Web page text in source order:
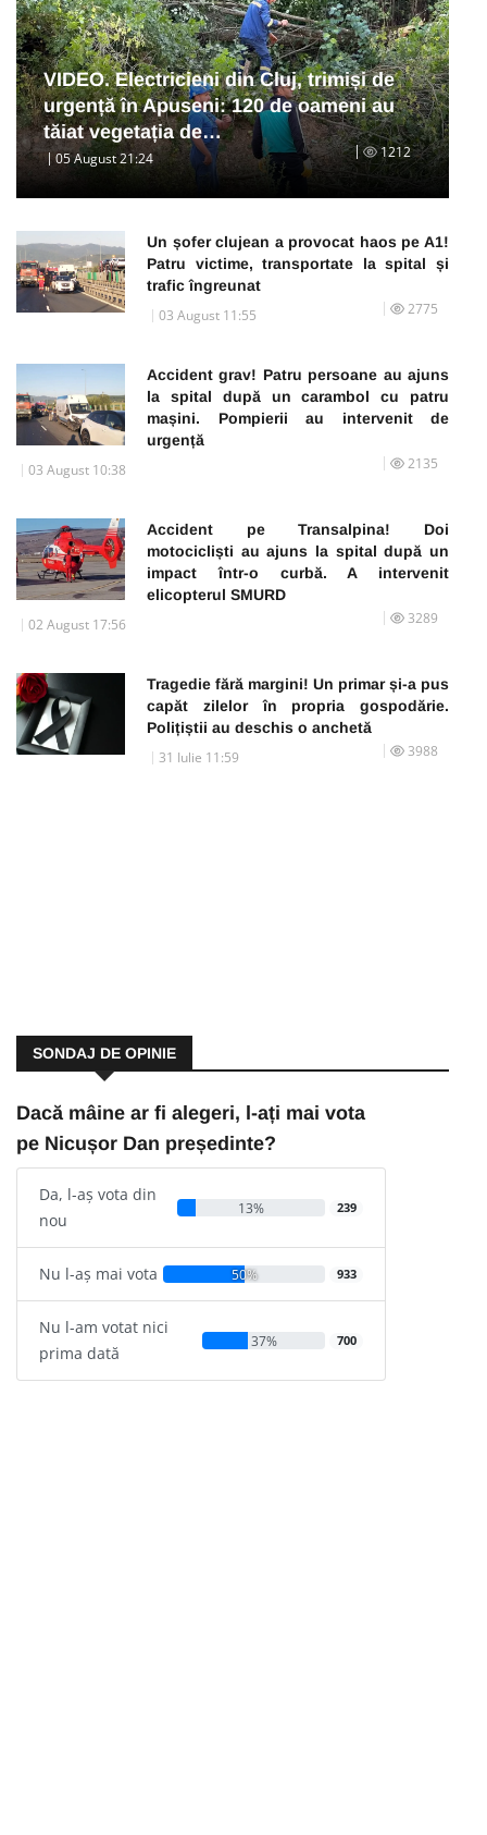
VIDEO. Electricieni din Cluj, trimiși de
urgență în Apuseni: 120 de oameni au
tăiat vegetația de…
05 August 21:24 1212
Un șofer clujean a provocat haos pe A1!
Patru victime, transportate la spital și
trafic îngreunat
03 August 11:55 2775
Accident grav! Patru persoane au ajuns
la spital după un carambol cu patru
mașini. Pompierii au intervenit de
urgență
03 August 10:38 2135
Accident pe Transalpina! Doi
motocicliști au ajuns la spital după un
impact într-o curbă. A intervenit
elicopterul SMURD
02 August 17:56 3289
Tragedie fără margini! Un primar și-a pus
capăt zilelor în propria gospodărie.
Polițiștii au deschis o anchetă
31 Iulie 11:59 3988
SONDAJ DE OPINIE
Dacă mâine ar fi alegeri, l-ați mai vota
pe Nicușor Dan președinte?
Da, l-aș vota din
nou
13% 239
Nu l-aș mai vota 50% 933
Nu l-am votat nici
prima dată
37% 700